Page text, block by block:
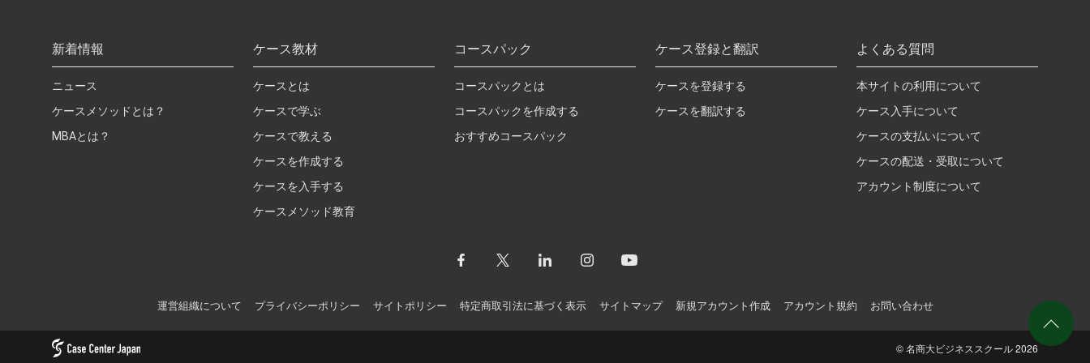
新着情報
ニュース
ケースメソッドとは？
MBAとは？
ケース教材
ケースとは
ケースで学ぶ
ケースで教える
ケースを作成する
ケースを入手する
ケースメソッド教育
コースパック
コースパックとは
コースパックを作成する
おすすめコースパック
ケース登録と翻訳
ケースを登録する
ケースを翻訳する
よくある質問
本サイトの利用について
ケース入手について
ケースの支払いについて
ケースの配送・受取について
アカウント制度について
運営組織について プライバシーポリシー サイトポリシー 特定商取引法に基づく表示 サイトマップ 新規アカウント作成 アカウント規約 お問い合わせ
©名商大ビジネススクール2026